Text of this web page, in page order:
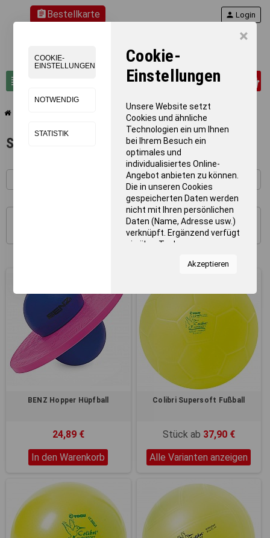
×
COOKIE-
EINSTELLUNGEN
NOTWENDIG
STATISTIK
Cookie-
Einstellungen
Unsere Website setzt
Cookies und ähnliche
Technologien ein um Ihnen
bei Ihrem Besuch ein
optimales und
individualisiertes Online-
Angebot anbieten zu können.
Die in unseren Cookies
gespeicherten Daten werden
nicht mit Ihren persönlichen
Daten (Name, Adresse usw.)
verknüpft. Ergänzend verfügt
sie über Tools von
Statistiken zur Nutzung
zum Anzeigen relevanter
Inhalte. Durch Klicken auf
"Alles erlauben" stimmen Sie
dem Einsatz von Cookies und
ähnlichen Technologien zu
den vorgenannten Zwecken
zu. Durch Klicken auf
„Einstellungen“ können Sie
treffen und erteilte
Nähere Informationen,
insbesondere zu
Einstellungs- und
erhalten Sie in unserer
Datenschutzerklärung
Sie können durch die
Navigation auf die
Akzeptieren
assignmentBestellkarte
view_headline search
person Login
SoftBälle
BENZ Hopper Hüpfball
24,89 €
In den Warenkorb
Colibri Supersoft Fußball
Stück ab 37,90 €
Alle Varianten anzeigen